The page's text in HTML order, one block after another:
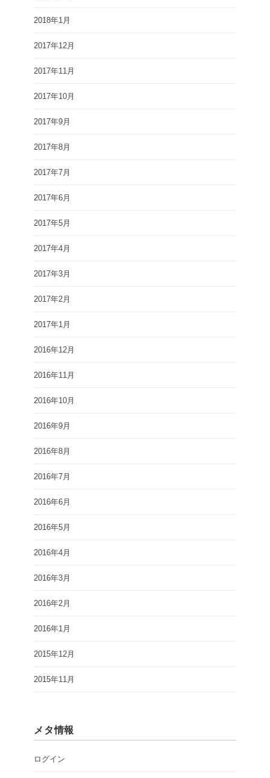
2018年1月
2017年12月
2017年11月
2017年10月
2017年9月
2017年8月
2017年7月
2017年6月
2017年5月
2017年4月
2017年3月
2017年2月
2017年1月
2016年12月
2016年11月
2016年10月
2016年9月
2016年8月
2016年7月
2016年6月
2016年5月
2016年4月
2016年3月
2016年2月
2016年1月
2015年12月
2015年11月
メタ情報
ログイン